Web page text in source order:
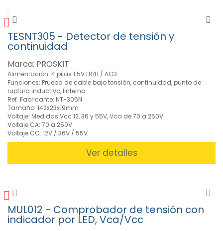
TESNT305 - Detector de tensión y
continuidad
Marca: PROSKIT
Alimentación: 4 pilas 1.5V LR41 / AG3
Funciones: Prueba de cable bajo tensión, continuidad, punto de
ruptura inductivo, linterna
Ref. Fabricante: NT-305N
Tamaño: 142x23x19mm
Voltaje: Medidas Vcc 12, 36 y 55V, Vca de 70 a 250V
Voltaje CA: 70 a 250V
Voltaje CC: 12V / 36V / 55V
Ver detalles
MUL012 - Comprobador de tensión con
indicador por LED, Vca/Vcc